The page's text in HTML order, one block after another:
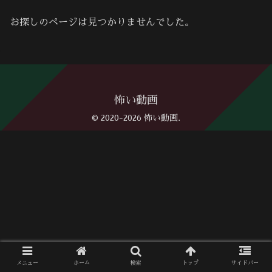
お探しのページは見つかりませんでした。
怖い動画
© 2020-2026 怖い動画.
メニュー ホーム 検索 トップ サイドバー